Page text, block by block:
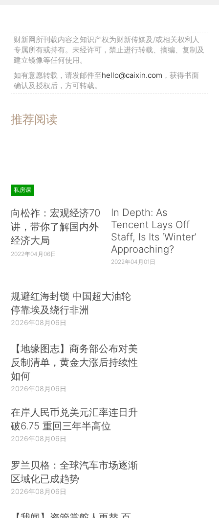
财新网所刊载内容之知识产权为财新传媒及/或相关权利人
专属所有或持有。未经许可，禁止进行转载、摘编、复制及
建立镜像等任何使用。
如有意愿转载，请发邮件至hello@caixin.com ，获得书面
确认及授权后，方可转载。
推荐阅读
私房课
向松祚：宏观经济70
讲，带你了解国内外
经济大局
2022年04月06日
In Depth: As
Tencent Lays Off
Staff, Is Its ‘Winter’
Approaching?
2022年04月01日
规避红海封锁 中国超大油轮
停靠埃及绕行非洲
2026年08月06日
【地缘图志】商务部公布对美
反制清单，黄金大涨后持续性
如何
2026年08月06日
在岸人民币兑美元汇率连日升
破6.75 重回三年半高位
2026年08月06日
罗兰贝格：全球汽车市场逐渐
区域化已成趋势
2026年08月06日